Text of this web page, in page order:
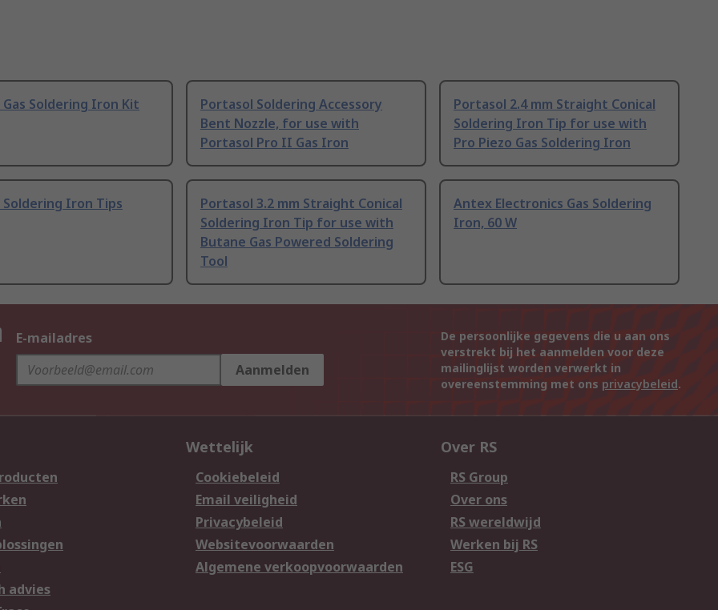
Soldering Iron Kit
Portasol Soldering Accessory
Bent Nozzle, for use with
Portasol Pro II Gas Iron
Portasol 2.4 mm Straight Conical
Soldering Iron Tip for use with
Pro Piezo Gas Soldering Iron
Iron Tips
Portasol 3.2 mm Straight Conical
Soldering Iron Tip for use with
Butane Gas Powered Soldering
Tool
Antex Electronics Gas Soldering
Iron, 60 W
E-mailadres
Aanmelden
De persoonlijke gegevens die u aan ons
verstrekt bij het aanmelden voor deze
mailinglijst worden verwerkt in
overeenstemming met ons privacybeleid.
advies
Wettelijk
Cookiebeleid
Email veiligheid
Privacybeleid
Websitevoorwaarden
Algemene verkoopvoorwaarden
Over RS
RS Group
Over ons
RS wereldwijd
Werken bij RS
ESG